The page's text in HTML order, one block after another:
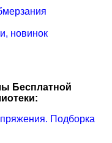
новинок
Бесплатной
Подборка